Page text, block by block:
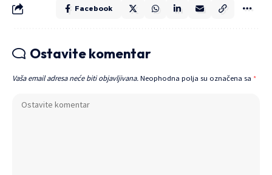
Facebook
Ostavite komentar
Vaša email adresa neće biti objavljivana. Neophodna polja su označena sa *